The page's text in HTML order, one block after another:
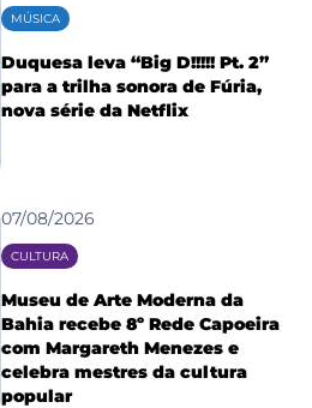
MÚSICA
Duquesa leva “Big D!!!!! Pt. 2”
para a trilha sonora de Fúria,
nova série da Netflix
07/08/2026
CULTURA
Museu de Arte Moderna da
Bahia recebe 8º Rede Capoeira
com Margareth Menezes e
celebra mestres da cultura
popular